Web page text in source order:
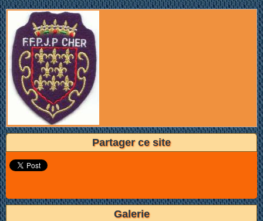
Partager ce site
Galerie